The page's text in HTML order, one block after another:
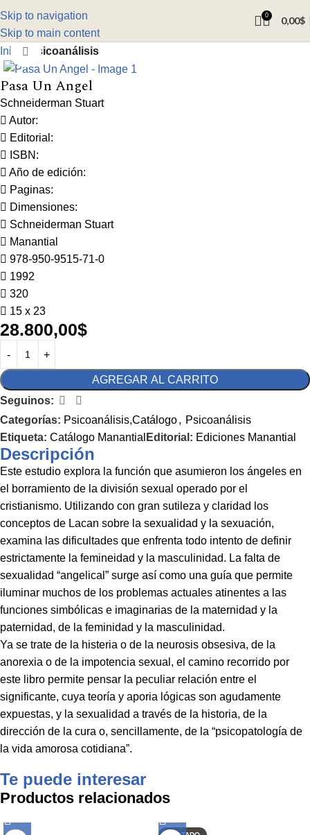
Skip to navigation
Skip to main content
0 0,00$
Inicio Psicoanálisis
Click to enlarge
Pasa Un Angel
Schneiderman Stuart
Autor:
Editorial:
ISBN:
Año de edición:
Paginas:
Dimensiones:
Schneiderman Stuart
Manantial
978-950-9515-71-0
1992
320
15 x 23
28.800,00$
AGREGAR AL CARRITO
Seguinos:
Categorías: Psicoanálisis,Catálogo, Psicoanálisis
Etiqueta: Catálogo Manantial Editorial: Ediciones Manantial
Descripción
Este estudio explora la función que asumieron los ángeles en
el borramiento de la división sexual operado por el
cristianismo. Utilizando con gran sutileza y claridad los
conceptos de Lacan sobre la sexualidad y la sexuación,
examina las dificultades que enfrenta todo intento de definir
estrictamente la femineidad y la masculinidad. La falta de
sexualidad “angelical” surge así como una guía que permite
iluminar muchos de los problemas actuales atinentes a las
funciones simbólicas e imaginarias de la maternidad y la
paternidad, de la feminidad y la masculinidad.
Ya se trate de la histeria o de la neurosis obsesiva, de la
anorexia o de la impotencia sexual, el camino recorrido por
este libro permite pensar la peculiar relación entre el
significante, cuya teoría y aporia lógicas son agudamente
expuestas, y la sexualidad a través de la historia, de la
dirección de la cura o, sencillamente, de la “psicopatología de
la vida amorosa cotidiana”.
Te puede interesar
Productos relacionados